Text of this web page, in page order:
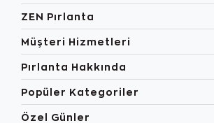
ZEN Pırlanta
Müşteri Hizmetleri
Pırlanta Hakkında
Popüler Kategoriler
Özel Günler